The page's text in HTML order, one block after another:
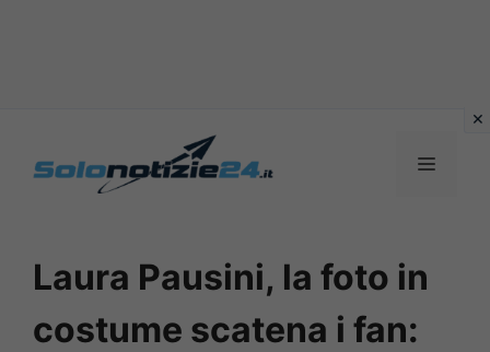
MENU
Laura Pausini, la foto in
costume scatena i fan: